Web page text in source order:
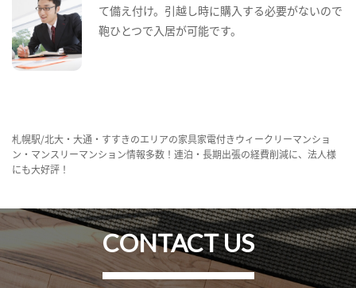
て備え付け。引越し時に購入する必要がないので
鞄ひとつで入居が可能です。
札幌駅/北大・大通・すすきのエリアの家具家電付きウィークリーマンショ
ン・マンスリーマンション情報多数！連泊・長期出張の経費削減に、法人様
にも大好評！
CONTACT US